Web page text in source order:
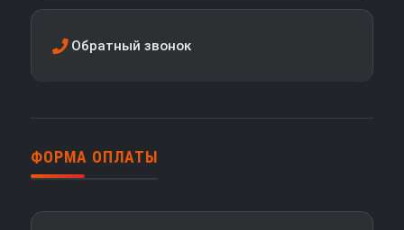
Обратный звонок
ФОРМА ОПЛАТЫ